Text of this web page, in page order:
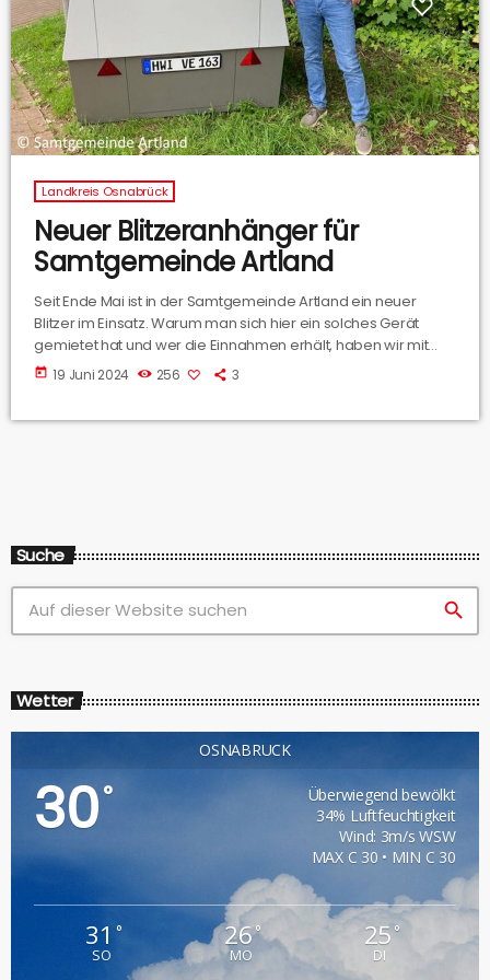
Landkreis Osnabrück
Neuer Blitzeranhänger für
Samtgemeinde Artland
Seit Ende Mai ist in der Samtgemeinde Artland ein neuer
Blitzer im Einsatz. Warum man sich hier ein solches Gerät
gemietet hat und wer die Einnahmen erhält, haben wir mit
Samtgemeindebürgermeister Michael Bürgel besprochen.
today 19 Juni 2024 256 3
Suche
search
Wetter
OSNABRÜCK
30°
Überwiegend bewölkt
34% Luftfeuchtigkeit
Wind: 3m/s WSW
MAX C 30 • MIN C 30
31 °
SO
26°
MO
25°
DI